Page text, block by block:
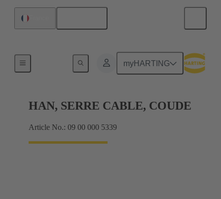
myHARTING
Plus d'accessoires
HAN, SERRE CABLE, COUDE
Article No.: 09 00 000 5339